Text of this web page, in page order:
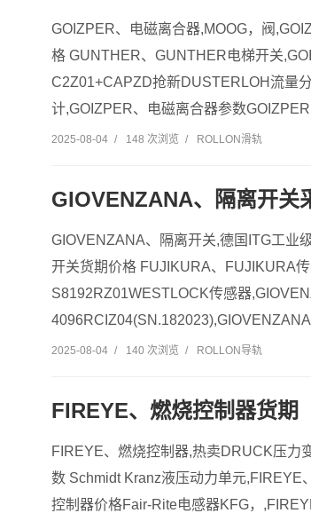
GOIZPER、电磁离合器,MOOG，阀
格 GUNTHER、GUNTHER电梯开关
C2Z01+CAPZD抢新DUSTERLOH流量
计,GOIZPER、电磁离合器参数
2025-08-04 / 148 次浏览 / ROLLON滑轨
GIOVENZANA、隔离开关
GIOVENZANA、隔离开关,德国ITG工业
开关货期价格 FUJIKURA、FUJIKURA
S8192RZ01WESTLOCK传感器
2025-08-04 / 140 次浏览 / ROLLON导轨
FIREYE、燃烧控制器货期
FIREYE、燃烧控制器,热卖DRUCK压力
数 Schmidt Kranz液压动力单元
控制器价格Fair-Rite电感器KFG，